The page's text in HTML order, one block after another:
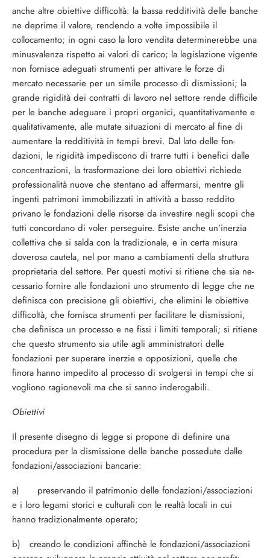
anche altre obiettive difficoltà: la bassa redditività delle banche
ne deprime il valore, rendendo a volte impossibile il
collocamento; in ogni caso la loro vendita determinerebbe una
minusvalenza rispetto ai valori di carico; la legislazione vigente
non fornisce adeguati strumenti per attivare le forze di
mercato necessarie per un simile processo di dismis­sioni; la
grande rigidità dei contratti di la­voro nel settore rende difficile
per le ban­che adeguare i propri organici, quantitati­vamente e
qualitativamente, alle mutate si­tuazioni di mercato al fine di
aumentare la redditività in tempi brevi. Dal lato delle fon­
dazioni, le rigidità impediscono di trarre tutti i benefici dalle
concentrazioni, la tra­sformazione dei loro obiettivi richiede
pro­fessionalità nuove che stentano ad affer­marsi, mentre gli
ingenti patrimoni immo­bilizzati in attività a basso reddito
privano le fondazioni delle risorse da investire negli scopi che
tutti concordano di voler perse­guire. Esiste anche un’inerzia
collettiva che si salda con la tradizionale, e in certa misu­ra
doverosa cautela, nel por mano a cam­biamenti della struttura
proprietaria del set­tore. Per questi motivi si ritiene che sia ne­
cessario fornire alle fondazioni uno stru­mento di legge che ne
definisca con preci­sione gli obiettivi, che elimini le obiettive
difficoltà, che fornisca strumenti per facili­tare le dismissioni,
che definisca un proces­so e ne fissi i limiti temporali; si ritiene
che questo strumento sia utile agli amministra­tori delle
fondazioni per superare inerzie e opposizioni, quelle che
finora hanno impe­dito al processo di svolgersi in tempi che si
vogliono ragionevoli ma che si sanno inde­rogabili.
Obiettivi
Il presente disegno di legge si propone di definire una
procedura per la dismissione delle banche possedute dalle
fondazioni/as­sociazioni bancarie:
a) preservando il patrimonio delle fon­dazioni/associazioni
e i loro legami storici e culturali con le realtà locali in cui
hanno tradizionalmente operato;
b) creando le condizioni affinchè le fondazioni/associazioni